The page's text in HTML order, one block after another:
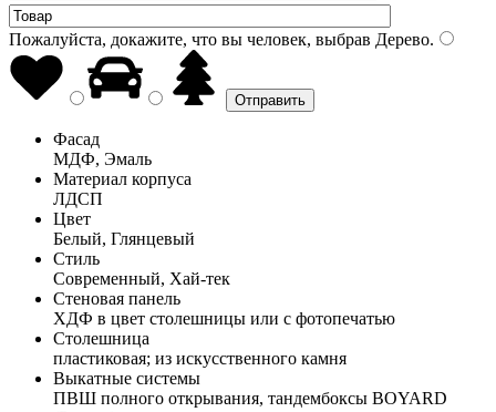
Пожалуйста, докажите, что вы человек, выбрав Дерево.
Фасад
МДФ, Эмаль
Материал корпуса
ЛДСП
Цвет
Белый, Глянцевый
Стиль
Современный, Хай-тек
Стеновая панель
ХДФ в цвет столешницы или с фотопечатью
Столешница
пластиковая; из искусственного камня
Выкатные системы
ПВШ полного открывания, тандембоксы BOYARD